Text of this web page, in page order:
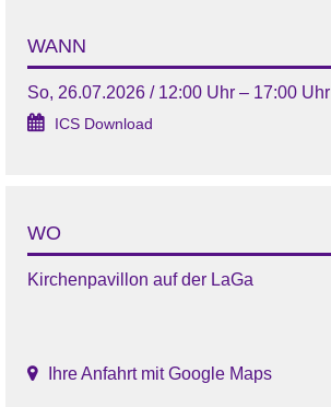
WANN
So, 26.07.2026 / 12:00 Uhr – 17:00 Uhr
ICS Download
WO
Kirchenpavillon auf der LaGa
Ihre Anfahrt mit Google Maps